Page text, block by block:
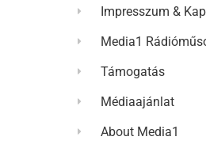
Impresszum &
Media1
Támogatás
Médiaajánlat
About Media1